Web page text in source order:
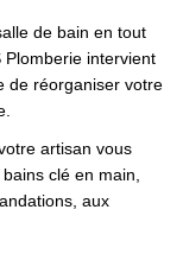
de bain en tout
Plomberie intervient
de réorganiser votre
artisan vous
clé en main,
aux